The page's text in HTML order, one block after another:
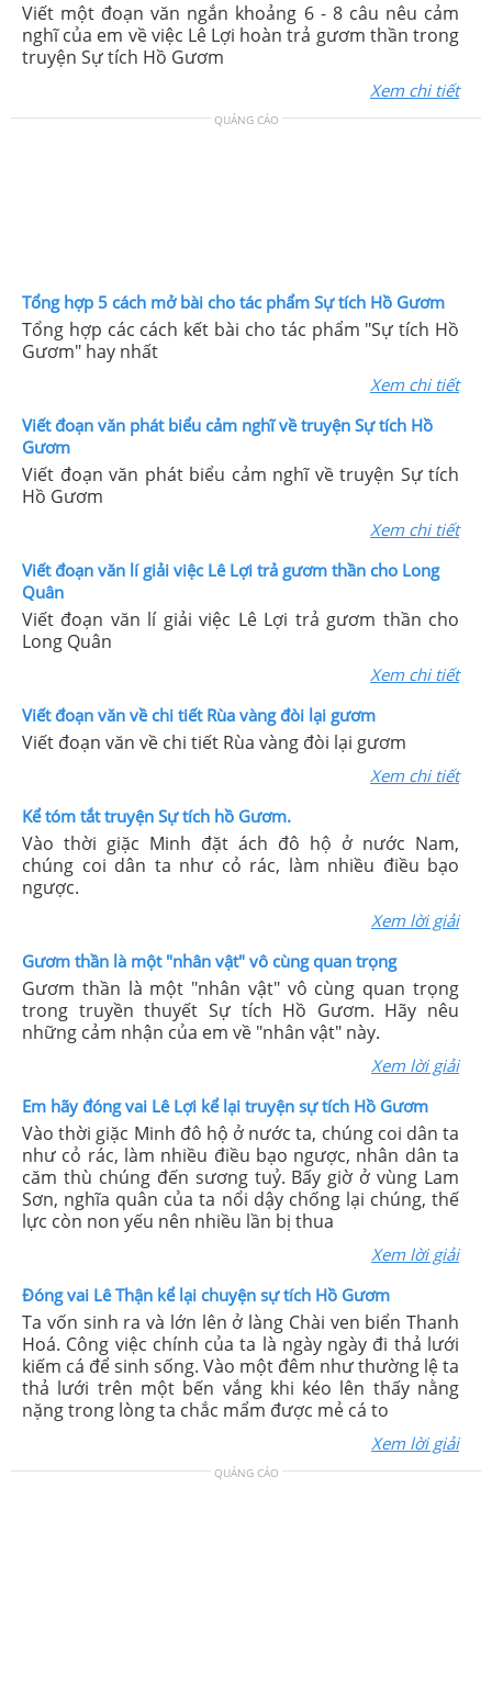
Viết một đoạn văn ngắn khoảng 6 - 8 câu nêu cảm
nghĩ của em về việc Lê Lợi hoàn trả gươm thần trong
truyện Sự tích Hồ Gươm
Xem chi tiết
QUẢNG CÁO
Tổng hợp 5 cách mở bài cho tác phẩm Sự tích Hồ Gươm
Tổng hợp các cách kết bài cho tác phẩm "Sự tích Hồ
Gươm" hay nhất
Xem chi tiết
Viết đoạn văn phát biểu cảm nghĩ về truyện Sự tích Hồ
Gươm
Viết đoạn văn phát biểu cảm nghĩ về truyện Sự tích
Hồ Gươm
Xem chi tiết
Viết đoạn văn lí giải việc Lê Lợi trả gươm thần cho Long
Quân
Viết đoạn văn lí giải việc Lê Lợi trả gươm thần cho
Long Quân
Xem chi tiết
Viết đoạn văn về chi tiết Rùa vàng đòi lại gươm
Viết đoạn văn về chi tiết Rùa vàng đòi lại gươm
Xem chi tiết
Kể tóm tắt truyện Sự tích hồ Gươm.
Vào thời giặc Minh đặt ách đô hộ ở nước Nam,
chúng coi dân ta như cỏ rác, làm nhiều điều bạo
ngược.
Xem lời giải
Gươm thần là một "nhân vật" vô cùng quan trọng
Gươm thần là một "nhân vật" vô cùng quan trọng
trong truyền thuyết Sự tích Hồ Gươm. Hãy nêu
những cảm nhận của em về "nhân vật" này.
Xem lời giải
Em hãy đóng vai Lê Lợi kể lại truyện sự tích Hồ Gươm
Vào thời giặc Minh đô hộ ở nước ta, chúng coi dân ta
như cỏ rác, làm nhiều điều bạo ngược, nhân dân ta
căm thù chúng đến sương tuỷ. Bấy giờ ở vùng Lam
Sơn, nghĩa quân của ta nổi dậy chống lại chúng, thế
lực còn non yếu nên nhiều lần bị thua
Xem lời giải
Đóng vai Lê Thận kể lại chuyện sự tích Hồ Gươm
Ta vốn sinh ra và lớn lên ở làng Chài ven biển Thanh
Hoá. Công việc chính của ta là ngày ngày đi thả lưới
kiếm cá để sinh sống. Vào một đêm như thường lệ ta
thả lưới trên một bến vắng khi kéo lên thấy nằng
nặng trong lòng ta chắc mẩm được mẻ cá to
Xem lời giải
QUẢNG CÁO